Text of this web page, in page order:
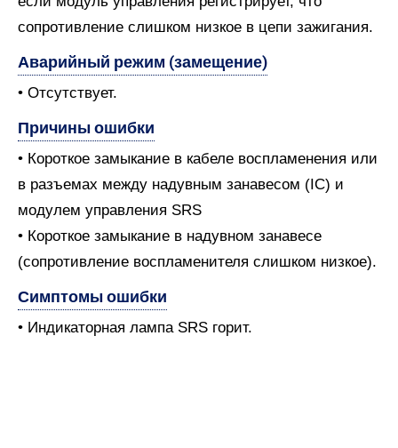
сопротивление слишком низкое в цепи зажигания.
Аварийный режим (замещение)
• Отсутствует.
Причины ошибки
• Короткое замыкание в кабеле воспламенения или
в разъемах между надувным занавесом (IC) и
модулем управления SRS
• Короткое замыкание в надувном занавесе
(сопротивление воспламенителя слишком низкое).
Симптомы ошибки
• Индикаторная лампа SRS горит.